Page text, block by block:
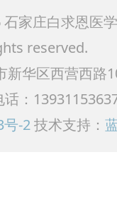
家庄白求恩医
reserved.
新华区西营西路
：
号-2技术支持：